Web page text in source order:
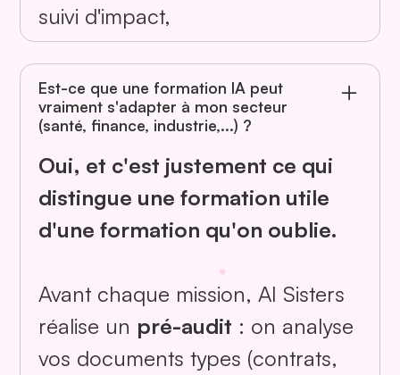
suivi d'impact,
Est-ce que une formation IA peut
vraiment s'adapter à mon secteur
(santé, finance, industrie,...) ?
Oui, et c'est justement ce qui
distingue une formation utile
d'une formation qu'on oublie.
Avant chaque mission, AI Sisters
réalise un pré-audit : on analyse
vos documents types (contrats,